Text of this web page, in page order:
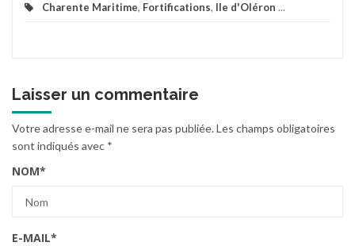
Charente Maritime, Fortifications, Ile d'Oléron ...
Laisser un commentaire
Votre adresse e-mail ne sera pas publiée.Les champs obligatoires
sont indiqués avec *
NOM*
E-MAIL*